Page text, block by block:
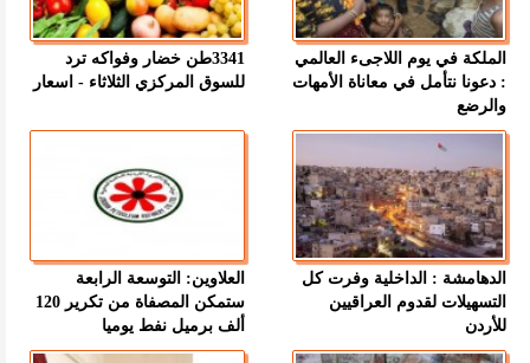
الملكة في يوم اللاجىء العالمي
: دعونا نتأمل في معاناة الأمهات
والرضع
3341طن خضار وفواكه ترد
للسوق المركزي الثلاثاء - اسعار
الدهامشة : الداخلية وفرت كل
التسهيلات لقدوم العراقيين
للأردن
العلاوين: التوسعة الرابعة
ستمكن المصفاة من تكرير 120
ألف برميل نفط يوميا